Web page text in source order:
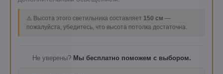
⚠️ Высота этого светильника составляет 150 см —
пожалуйста, убедитесь, что высота потолка достаточна.
Не уверены? Мы бесплатно поможем с выбором.